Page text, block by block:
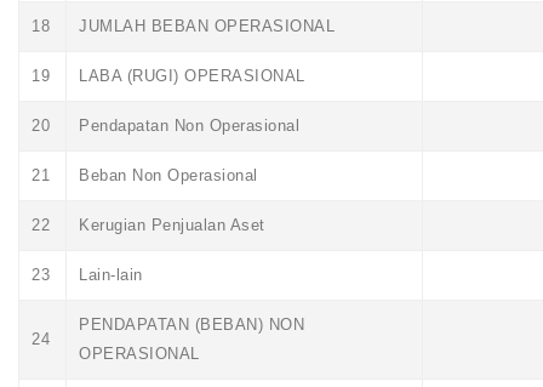
18 JUMLAH BEBAN OPERASIONAL
19 LABA (RUGI) OPERASIONAL
20 Pendapatan Non Operasional
21 Beban Non Operasional
22 Kerugian Penjualan Aset
23 Lain-lain
24
PENDAPATAN (BEBAN) NON
OPERASIONAL